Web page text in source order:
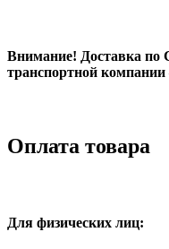
Внимание! Доставка по
транспортной
Оплата товара
Для физических лиц: